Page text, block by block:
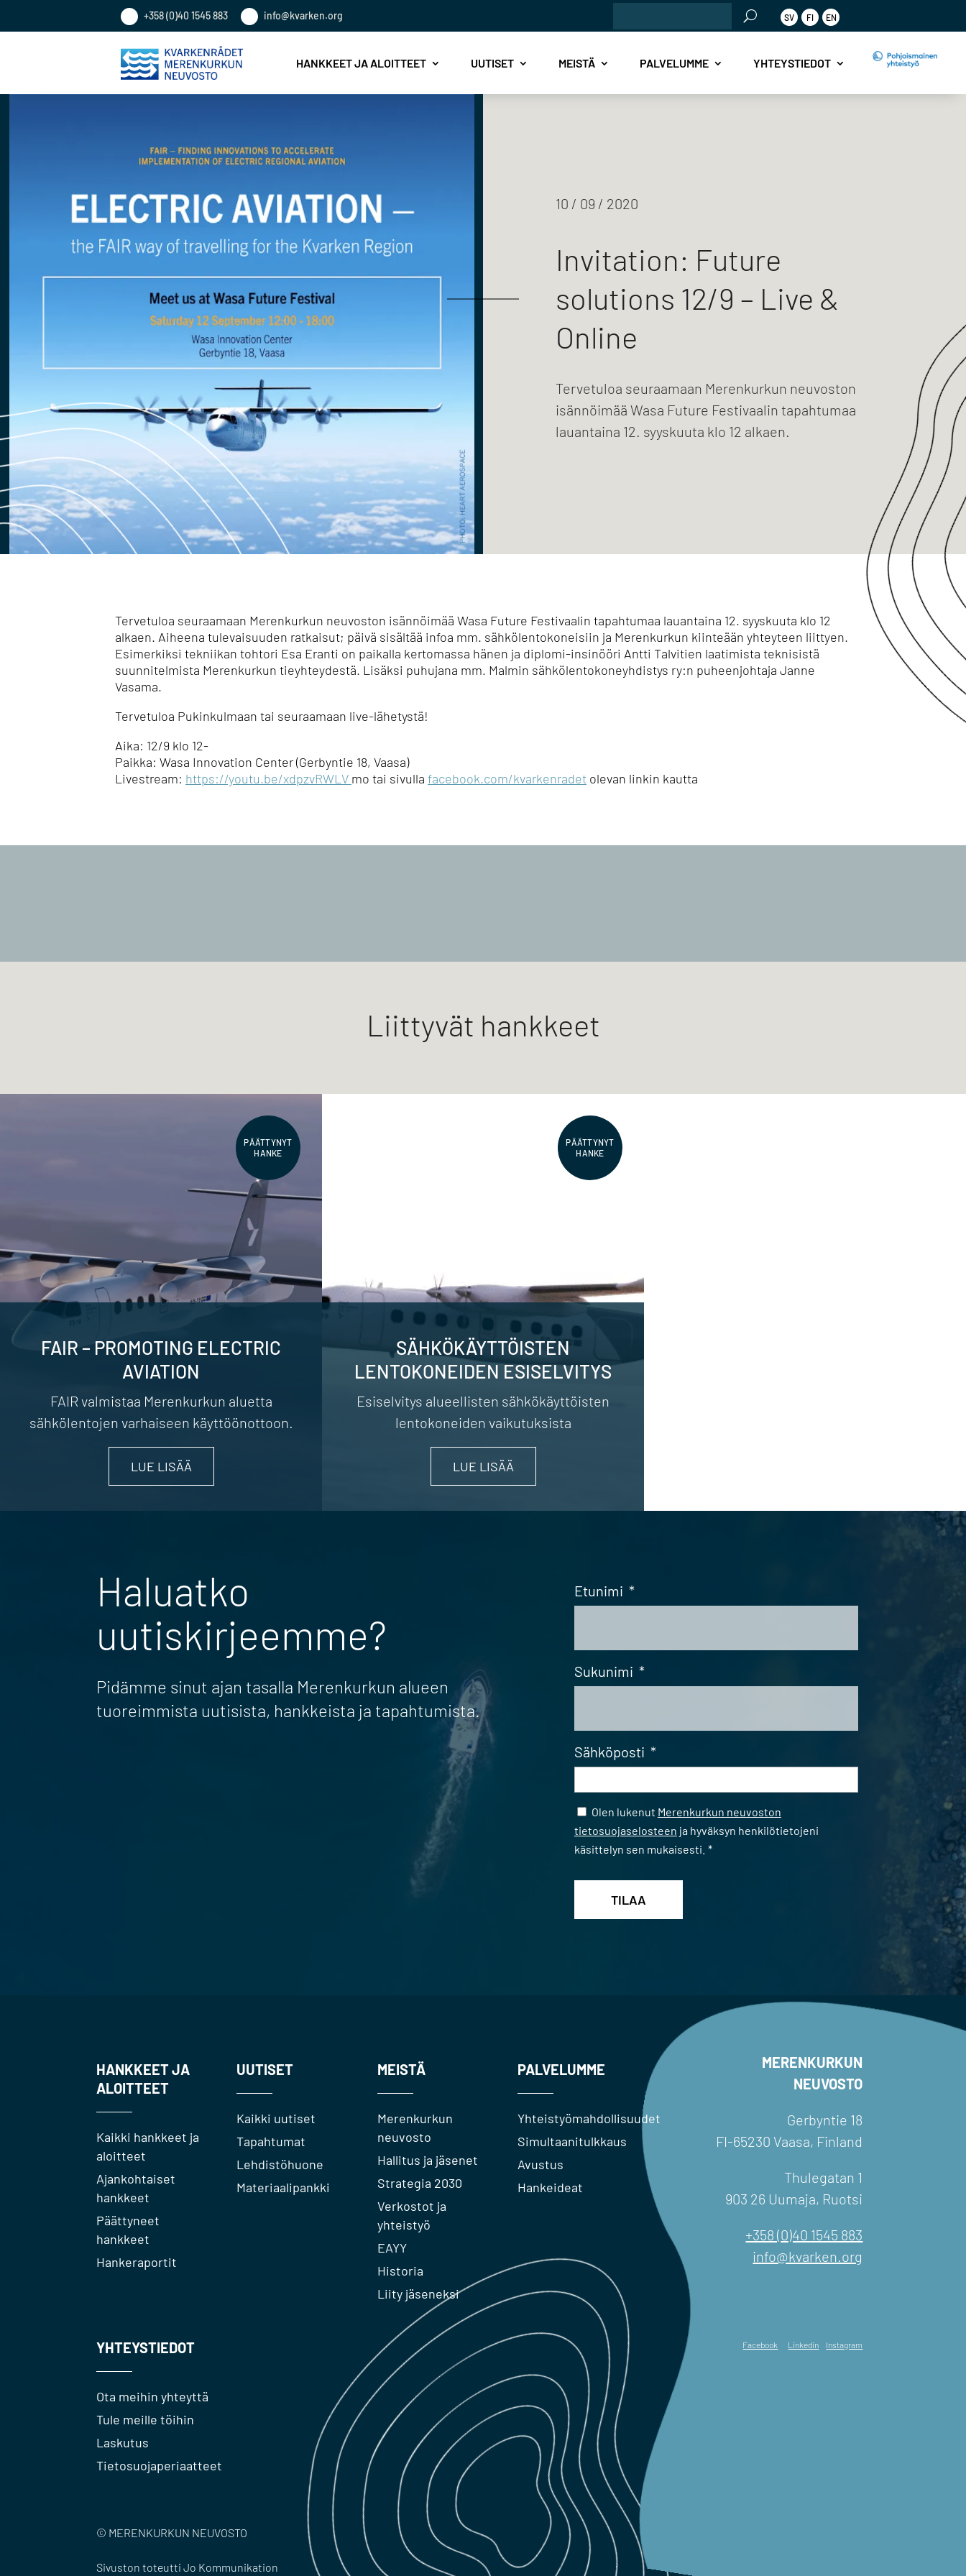
+358 (0)40 1545 883 info@kvarken.org SV FI EN
HANKKEET JA ALOITTEET UUTISET MEISTÄ PALVELUMME YHTEYSTIEDOT
10 / 09 / 2020
Invitation: Future
solutions 12/9 – Live &
Online
Tervetuloa seuraamaan Merenkurkun neuvoston
isännöimää Wasa Future Festivaalin tapahtumaa
lauantaina 12. syyskuuta klo 12 alkaen.
Tervetuloa seuraamaan Merenkurkun neuvoston isännöimää Wasa Future Festivaalin tapahtumaa lauantaina 12. syyskuuta klo 12
alkaen. Aiheena tulevaisuuden ratkaisut; päivä sisältää infoa mm. sähkölentokoneisiin ja Merenkurkun kiinteään yhteyteen liittyen.
Esimerkiksi tekniikan tohtori Esa Eranti on paikalla kertomassa hänen ja diplomi-insinööri Antti Talvitien laatimista teknisistä
suunnitelmista Merenkurkun tieyhteydestä. Lisäksi puhujana mm. Malmin sähkölentokoneyhdistys ry:n puheenjohtaja Janne
Vasama.
Tervetuloa Pukinkulmaan tai seuraamaan live-lähetystä!
Aika: 12/9 klo 12-
Paikka: Wasa Innovation Center (Gerbyntie 18, Vaasa)
Livestream: https://youtu.be/xdpzvRWLV mo tai sivulla facebook.com/kvarkenradet olevan linkin kautta
Liittyvät hankkeet
PÄÄTTYNYT
HANKE
FAIR – PROMOTING ELECTRIC
AVIATION
FAIR valmistaa Merenkurkun aluetta
sähkölentojen varhaiseen käyttöönottoon.
LUE LISÄÄ
PÄÄTTYNYT
HANKE
SÄHKÖKÄYTTÖISTEN
LENTOKONEIDEN ESISELVITYS
Esiselvitys alueellisten sähkökäyttöisten
lentokoneiden vaikutuksista
LUE LISÄÄ
Haluatko
uutiskirjeemme?
Pidämme sinut ajan tasalla Merenkurkun alueen
tuoreimmista uutisista, hankkeista ja tapahtumista.
Etunimi *
Sukunimi *
Sähköposti *
Samtycke *
Olen lukenut Merenkurkun neuvoston
tietosuojaselosteen ja hyväksyn henkilötietojeni
käsittelyn sen mukaisesti. *
HANKKEET JA
ALOITTEET
Kaikki hankkeet ja
aloitteet
Ajankohtaiset
hankkeet
Päättyneet
hankkeet
Hankeraportit
UUTISET
Kaikki uutiset
Tapahtumat
Lehdistöhuone
Materiaalipankki
MEISTÄ
Merenkurkun
neuvosto
Hallitus ja jäsenet
Strategia 2030
Verkostot ja
yhteistyö
EAYY
Historia
Liity jäseneksi
PALVELUMME
Yhteistyömahdollisuudet
Simultaanitulkkaus
Avustus
Hankeideat
YHTEYSTIEDOT
Ota meihin yhteyttä
Tule meille töihin
Laskutus
Tietosuojaperiaatteet
MERENKURKUN
NEUVOSTO
Gerbyntie 18
FI-65230 Vaasa, Finland
Thulegatan 1
903 26 Uumaja, Ruotsi
+358 (0)40 1545 883
info@kvarken.org
Facebook Linkedin Instagram
© MERENKURKUN NEUVOSTO
Sivuston toteutti Jo Kommunikation